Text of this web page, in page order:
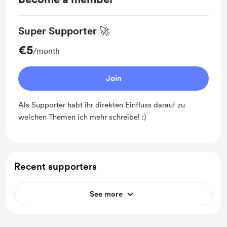
Super Supporter 🚀
€5/month
Join
Als Supporter habt ihr direkten Einfluss darauf zu
welchen Themen ich mehr schreibe! :)
Recent supporters
See more